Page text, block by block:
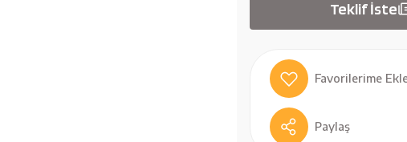
Teklif İste
Paylaş